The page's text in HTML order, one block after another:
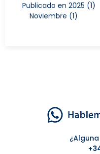
Publicado en 2025 (1)
Noviembre (1)